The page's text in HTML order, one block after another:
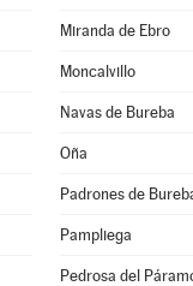
Miranda de Ebro
Moncalvillo
Navas de Bureba
Oña
Padrones de
Pampliega
Pedrosa del